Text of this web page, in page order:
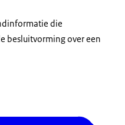
die
besluitvorming over een